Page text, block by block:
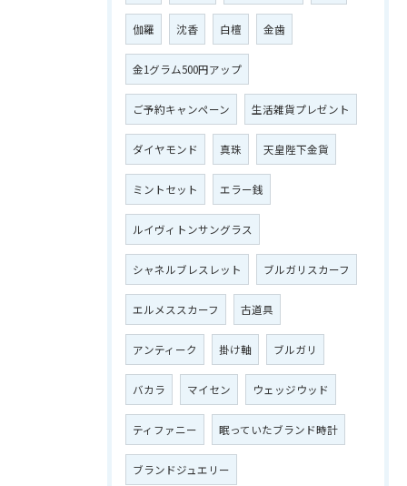
伽羅 沈香 白檀 金歯
金1グラム500円アップ
ご予約キャンペーン 生活雑貨プレゼント
ダイヤモンド 真珠 天皇陛下金貨
ミントセット エラー銭
ルイヴィトンサングラス
シャネルブレスレット ブルガリスカーフ
エルメススカーフ 古道具
アンティーク 掛け軸 ブルガリ
バカラ マイセン ウェッジウッド
ティファニー 眠っていたブランド時計
ブランドジュエリー